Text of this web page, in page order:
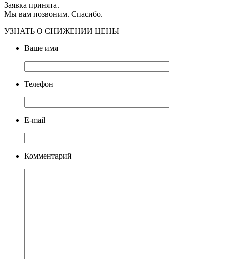
Заявка принята.
Мы вам позвоним. Спасибо.
УЗНАТЬ О СНИЖЕНИИ ЦЕНЫ
Ваше имя
Телефон
E-mail
Комментарий